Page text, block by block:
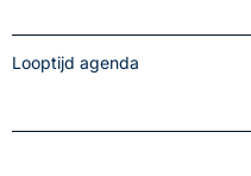
Looptijd agenda